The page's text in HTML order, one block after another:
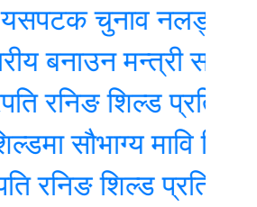
चुनाव नलड्ने घोषणा
मन्त्री सारुको जोड
शिल्ड
मावि चिदीपानी
शिल्ड प्रतियोगिता सुरु